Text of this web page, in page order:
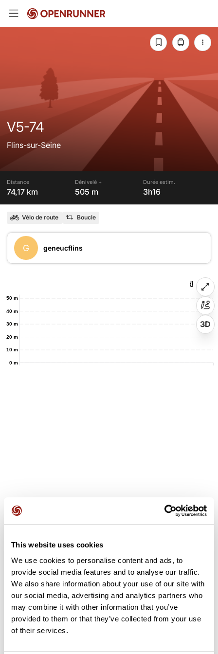
This website uses cookies
We use cookies to personalise content and ads, to
provide social media features and to analyse our traffic.
We also share information about your use of our site with
our social media, advertising and analytics partners who
may combine it with other information that you’ve
provided to them or that they’ve collected from your use
of their services.
V5-74
Flins-sur-Seine
Distance
74,17 km
Dénivelé +
505 m
Durée estim.
3h16
Vélo de route Boucle
G geneucflins
0 m
10 m
20 m
30 m
40 m
50 m
3D
Ajouter un avis
Découvrez ce parcours de vélo de 74,2 km à proximité de Flins-